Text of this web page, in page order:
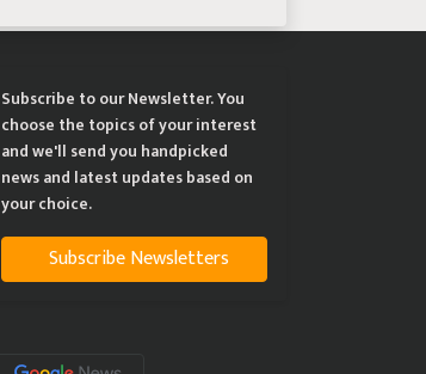
Subscribe to our Newsletter. You
choose the topics of your interest
and we'll send you handpicked
news and latest updates based on
your choice.
Subscribe Newsletters